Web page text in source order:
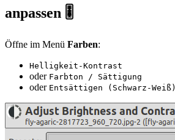
anpassen 🎚️
Öffne im Menü Farben:
Helligkeit-Kontrast
oder Farbton / Sättigung
oder Entsättigen (Schwarz-Weiß)